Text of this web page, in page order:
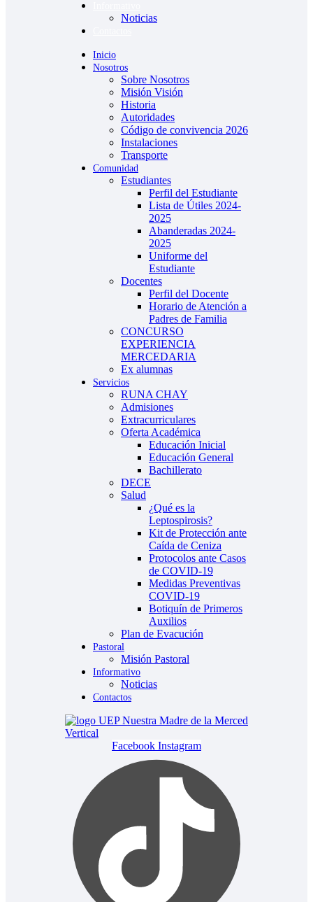
Noticias
Inicio
Nosotros
Sobre Nosotros
Misión Visión
Historia
Autoridades
Código de convivencia 2026
Instalaciones
Transporte
Comunidad
Estudiantes
Perfil del Estudiante
Lista de Útiles 2024-
2025
Abanderadas 2024-
2025
Uniforme del
Estudiante
Docentes
Perfil del Docente
Horario de Atención a
Padres de Familia
CONCURSO
EXPERIENCIA
MERCEDARIA
Ex alumnas
Servicios
RUNA CHAY
Admisiones
Extracurriculares
Oferta Académica
Educación Inicial
Educación General
Bachillerato
DECE
Salud
¿Qué es la
Leptospirosis?
Kit de Protección ante
Caída de Ceniza
Protocolos ante Casos
de COVID-19
Medidas Preventivas
COVID-19
Botiquín de Primeros
Auxilios
Plan de Evacución
Pastoral
Misión Pastoral
Informativo
Noticias
Contactos
Facebook Instagram